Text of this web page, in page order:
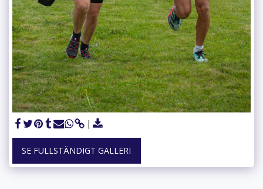
SE FULLSTÄNDIGT GALLERI